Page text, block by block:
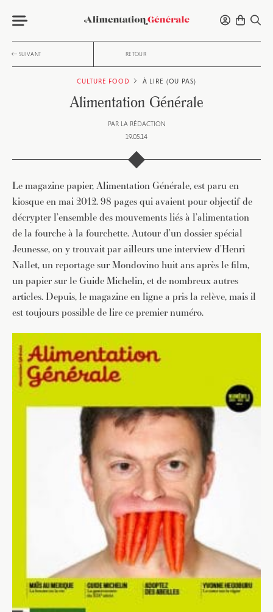
SUIVANT RETOUR
CULTURE FOOD À LIRE (OU PAS)
Alimentation Générale
PAR LA RÉDACTION
19.05.14
Le magazine papier, Alimentation Générale, est paru en
kiosque en mai 2012. 98 pages qui avaient pour objectif de
décrypter l’ensemble des mouvements liés à l’alimentation
de la fourche à la fourchette. Autour d’un dossier spécial
Jeunesse, on y trouvait par ailleurs une interview d’Henri
Nallet, un reportage sur Mondovino huit ans après le film,
un papier sur le Guide Michelin, et de nombreux autres
articles. Depuis, le magazine en ligne a pris la relève, mais il
est toujours possible de lire ce premier numéro.